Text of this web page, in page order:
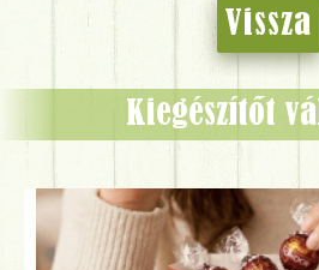
Vissza
Kiegészítőt